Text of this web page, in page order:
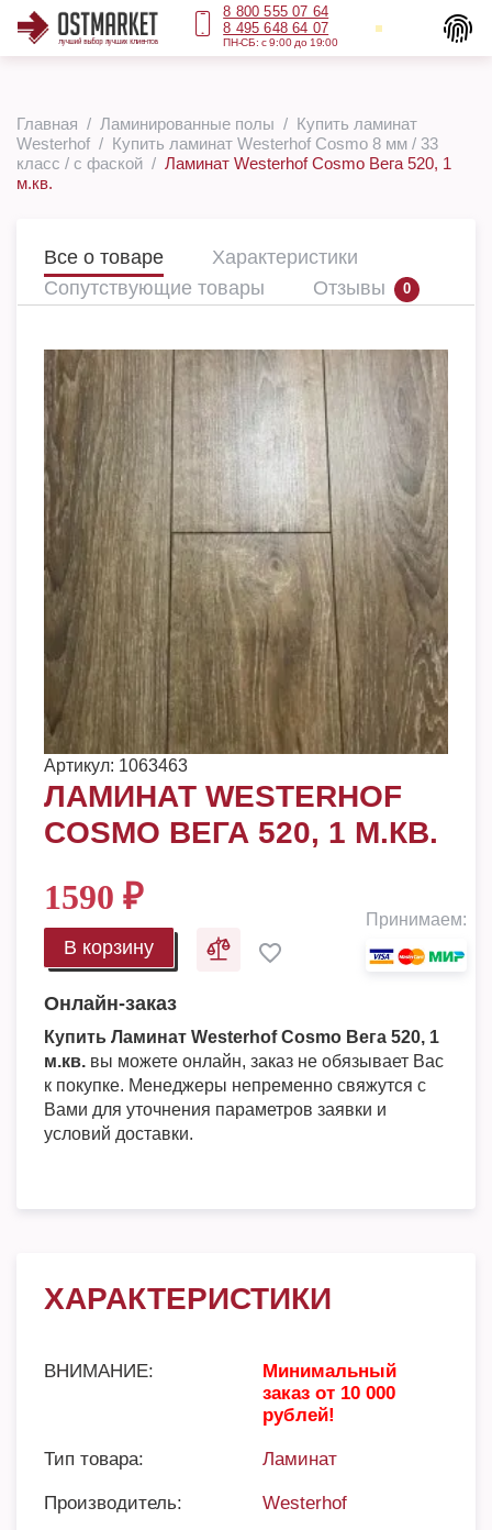
8 800 555 07 64
8 495 648 64 07
ПН-СБ: с 9:00 до 19:00
Главная Ламинированные полы
Купить ламинат
Westerhof
Купить ламинат Westerhof Cosmo 8 мм / 33
класс / с фаской
Ламинат Westerhof Cosmo Вега 520, 1
м.кв.
Все о товаре
Характеристики
Сопутствующие товары
Отзывы 0
Артикул: 1063463
ЛАМИНАТ WESTERHOF
COSMO ВЕГА 520, 1 М.КВ.
1590 ₽
В корзину
Принимаем:
Онлайн-заказ
Купить Ламинат Westerhof Cosmo Вега 520, 1
м.кв. вы можете онлайн, заказ не обязывает Вас
к покупке. Менеджеры непременно свяжутся с
Вами для уточнения параметров заявки и
условий доставки.
ХАРАКТЕРИСТИКИ
ВНИМАНИЕ:
Минимальный
заказ от 10 000
рублей!
Тип товара: Ламинат
Производитель: Westerhof